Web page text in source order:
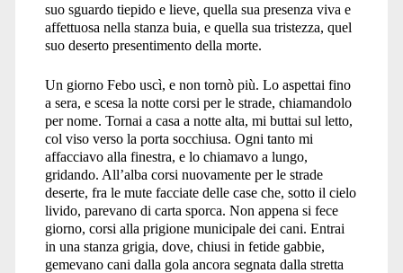
suo sguardo tiepido e lieve, quella sua presenza viva e
affettuosa nella stanza buia, e quella sua tristezza, quel
suo deserto presentimento della morte.
Un giorno Febo uscì, e non tornò più. Lo aspettai fino
a sera, e scesa la notte corsi per le strade, chiamandolo
per nome. Tornai a casa a notte alta, mi buttai sul letto,
col viso verso la porta socchiusa. Ogni tanto mi
affacciavo alla finestra, e lo chiamavo a lungo,
gridando. All’alba corsi nuovamente per le strade
deserte, fra le mute facciate delle case che, sotto il cielo
livido, parevano di carta sporca. Non appena si fece
giorno, corsi alla prigione municipale dei cani. Entrai
in una stanza grigia, dove, chiusi in fetide gabbie,
gemevano cani dalla gola ancora segnata dalla stretta